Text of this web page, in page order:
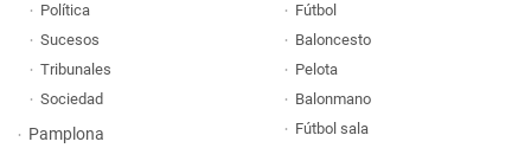
Política
Sucesos
Tribunales
Sociedad
Pamplona
Fútbol
Baloncesto
Pelota
Balonmano
Fútbol sala